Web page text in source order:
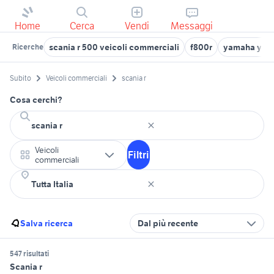
Home Cerca Vendi Messaggi
Ricerche scania r 500 veicoli commerciali f800r yamaha yzf
Subito Veicoli commerciali scania r
Cosa cerchi?
Veicoli
commerciali
Filtri
Salva ricerca Dal più recente
547 risultati
Scania r